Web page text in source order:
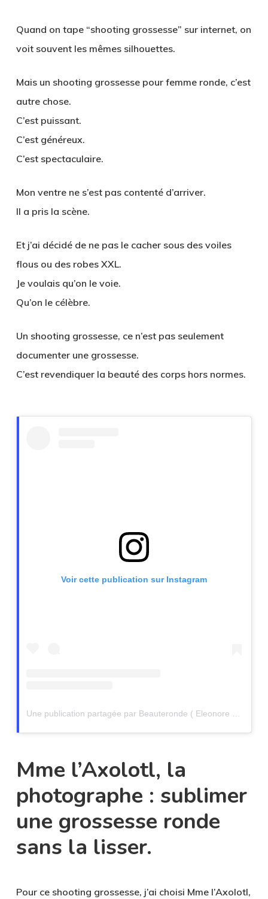
Quand on tape “shooting grossesse” sur internet, on
voit souvent les mêmes silhouettes.
Mais un shooting grossesse pour femme ronde, c’est
autre chose.
C’est puissant.
C’est généreux.
C’est spectaculaire.
Mon ventre ne s’est pas contenté d’arriver.
Il a pris la scène.
Et j’ai décidé de ne pas le cacher sous des voiles
flous ou des robes XXL.
Je voulais qu’on le voie.
Qu’on le célèbre.
Un shooting grossesse, ce n’est pas seulement
documenter une grossesse.
C’est revendiquer la beauté des corps hors normes.
Voir cette publication sur Instagram
Une publication partagée par Beauteronde ( Eleonore Bacher ) (@beauteronde)
Mme l’Axolotl, la
photographe : sublimer
une grossesse ronde
sans la lisser.
Pour ce shooting grossesse, j’ai choisi Mme l’Axolotl,